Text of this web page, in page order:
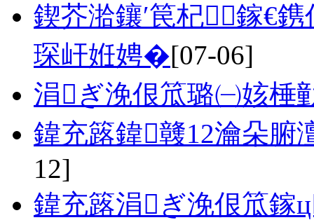
鍥芥湁鑲′笢杞鎵€
琛屽姙娉�[07-06]
涓ぎ浼佷笟璐㈠姟棰
鍏充簬鍏竷12瀹朵腑
12]
鍏充簬涓ぎ浼佷笟鎵